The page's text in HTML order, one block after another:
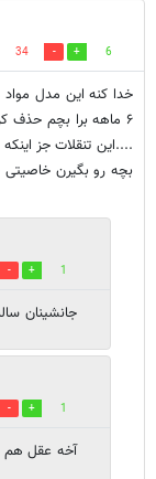
6
34
خدا کنه این مدل
۶ ماهه برا بچم حذف
....این تنقلات جز
بچه رو بگیرن خاصیتی
1
جانشینان
1
آخه عقل هم